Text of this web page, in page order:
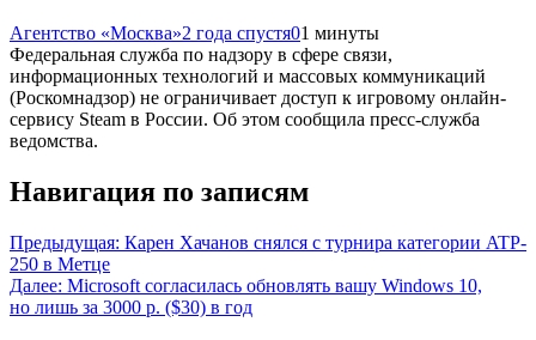
Агентство «Москва»2 года спустя01 минуты
Федеральная служба по надзору в сфере связи,
информационных технологий и массовых коммуникаций
(Роскомнадзор) не ограничивает доступ к игровому онлайн-
сервису Steam в России. Об этом сообщила пресс-служба
ведомства.
Навигация по записям
Предыдущая: Карен Хачанов снялся с турнира категории ATP-
250 в Метце
Далее: Microsoft согласилась обновлять вашу Windows 10,
но лишь за 3000 р. ($30) в год